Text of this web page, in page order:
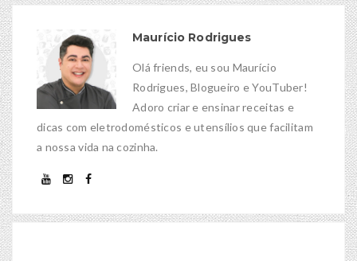
Maurício Rodrigues
Olá friends, eu sou Maurício
Rodrigues, Blogueiro e YouTuber!
Adoro criar e ensinar receitas e
dicas com eletrodomésticos e utensílios que facilitam
a nossa vida na cozinha.